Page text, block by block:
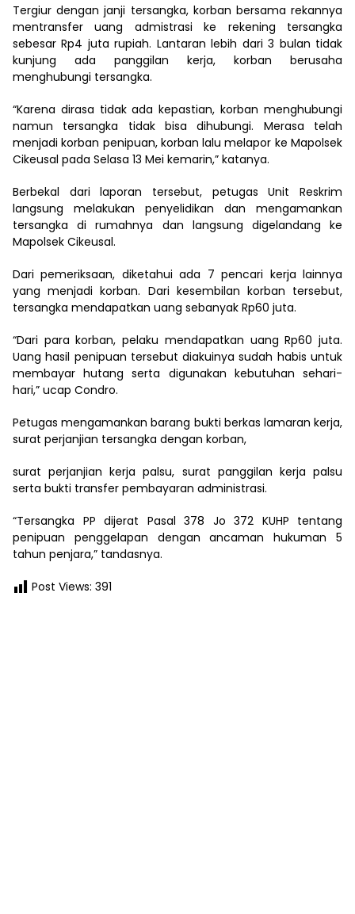
Tergiur dengan janji tersangka, korban bersama rekannya
mentransfer uang admistrasi ke rekening tersangka
sebesar Rp4 juta rupiah. Lantaran lebih dari 3 bulan tidak
kunjung ada panggilan kerja, korban berusaha
menghubungi tersangka.
“Karena dirasa tidak ada kepastian, korban menghubungi
namun tersangka tidak bisa dihubungi. Merasa telah
menjadi korban penipuan, korban lalu melapor ke Mapolsek
Cikeusal pada Selasa 13 Mei kemarin,” katanya.
Berbekal dari laporan tersebut, petugas Unit Reskrim
langsung melakukan penyelidikan dan mengamankan
tersangka di rumahnya dan langsung digelandang ke
Mapolsek Cikeusal.
Dari pemeriksaan, diketahui ada 7 pencari kerja lainnya
yang menjadi korban. Dari kesembilan korban tersebut,
tersangka mendapatkan uang sebanyak Rp60 juta.
“Dari para korban, pelaku mendapatkan uang Rp60 juta.
Uang hasil penipuan tersebut diakuinya sudah habis untuk
membayar hutang serta digunakan kebutuhan sehari-
hari,” ucap Condro.
Petugas mengamankan barang bukti berkas lamaran kerja,
surat perjanjian tersangka dengan korban,
surat perjanjian kerja palsu, surat panggilan kerja palsu
serta bukti transfer pembayaran administrasi.
“Tersangka PP dijerat Pasal 378 Jo 372 KUHP tentang
penipuan penggelapan dengan ancaman hukuman 5
tahun penjara,” tandasnya.
Post Views: 391